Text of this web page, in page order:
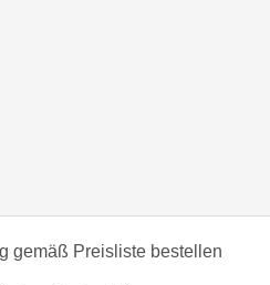
gemäß Preisliste bestellen